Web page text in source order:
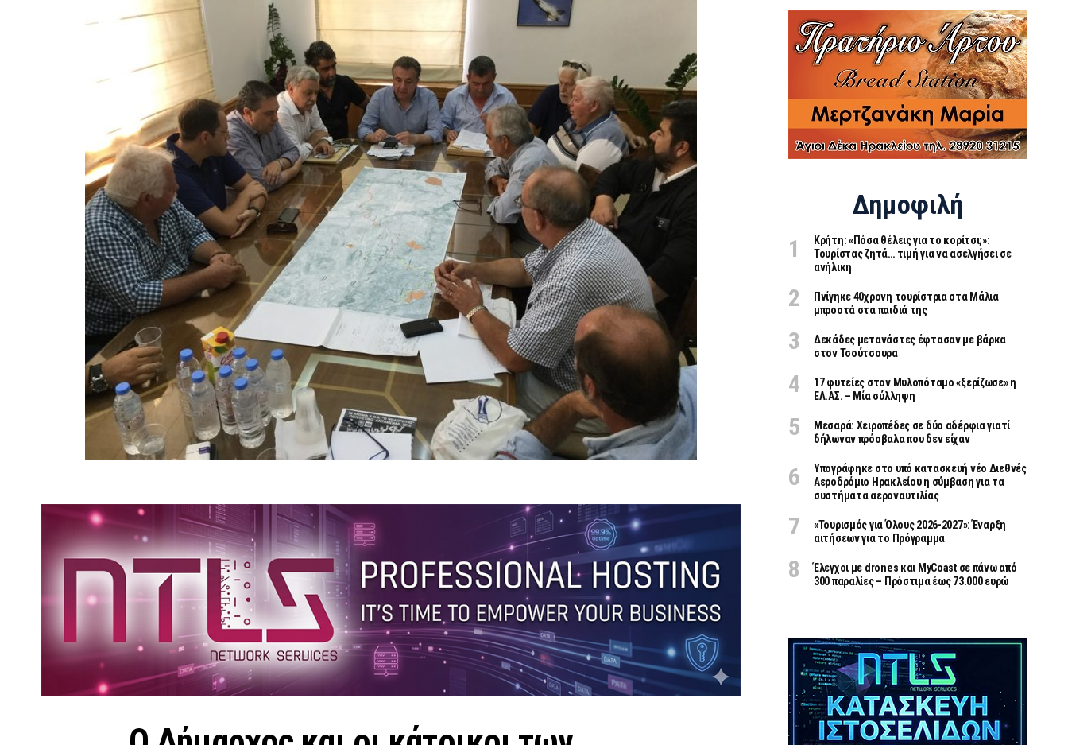
Δημοφιλή
Κρήτη: «Πόσα θέλεις για το κορίτσι;»:
Τουρίστας ζητά… τιμή για να ασελγήσει σε
ανήλικη
Πνίγηκε 40χρονη τουρίστρια στα Μάλια
μπροστά στα παιδιά της
Δεκάδες μετανάστες έφτασαν με βάρκα
στον Τσούτσουρα
17 φυτείες στον Μυλοπόταμο «ξερίζωσε» η
ΕΛ.ΑΣ. – Μία σύλληψη
Μεσαρά: Χειροπέδες σε δύο αδέρφια γιατί
δήλωναν πρόσβαλα που δεν είχαν
Υπογράφηκε στο υπό κατασκευή νέο Διεθνές
Αεροδρόμιο Ηρακλείου η σύμβαση για τα
συστήματα αεροναυτιλίας
«Τουρισμός για Όλους 2026-2027»: Έναρξη
αιτήσεων για το Πρόγραμμα
Έλεγχοι με drones και MyCoast σε πάνω από
300 παραλίες – Πρόστιμα έως 73.000 ευρώ